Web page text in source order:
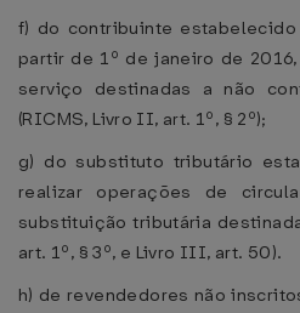
f) do contribuinte
partir de 1º de janeiro de
serviço destinadas a não
(RICMS, Livro II, art. 1º, § 2º);
g) do substituto tributário
realizar operações de
substituição tributária
art. 1º, § 3º, e Livro III, art. 50).
h) de revendedores não